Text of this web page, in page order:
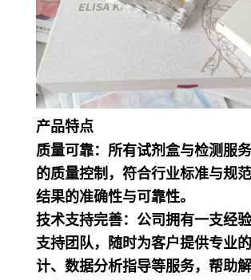
产品特点
质量可靠：所有试剂盒与检测服
的质量控制，符合行业标准与规
结果的准确性与可靠性。
技术支持完善：公司拥有一支经
支持团队，随时为客户提供专业
计、数据分析指导等服务，帮助